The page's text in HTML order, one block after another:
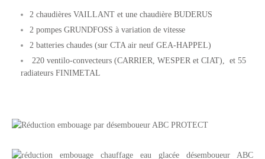
2 chaudières VAILLANT et une chaudière BUDERUS
2 pompes GRUNDFOSS à variation de vitesse
2 batteries chaudes (sur CTA air neuf GEA-HAPPEL)
220 ventilo-convecteurs (CARRIER, WESPER et CIAT), et 55
radiateurs FINIMETAL